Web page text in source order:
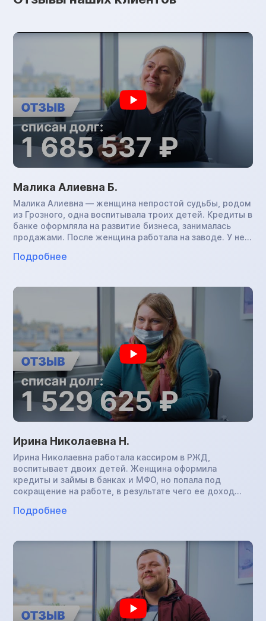
Малика Алиевна Б.
Малика Алиевна — женщина непростой судьбы, родом
из Грозного, одна воспитывала троих детей. Кредиты в
банке оформляла на развитие бизнеса, занималась
продажами. После женщина работала на заводе. У нее
ухудшения сна в условиях работы кондуктором
было возможности. В нашу компанию женщина
обратилась с суммой задолженности в размере 1,7 млн.
руб., инициировала процедуру банкротства и успешно
завершила ее. Теперь Малика Алиевна свободна от
всех финансовых обязательств.
Подробнее
Ирина Николаевна Н.
Ирина Николаевна работала кассиром в РЖД,
воспитывает двоих детей. Женщина оформила
кредиты и займы в банках и МФО, но попала под
сокращение на работе, в результате чего ее доход
выплатами и в итоге сумма задолженности превысила 1
угроз. Женщина сделала рефинансирование по
кредитам, увеличив срок на 10 лет с целью уменьшить
ежемесячный платеж, однако погашать задолженность
все равно было трудно. Знакомая посоветовала
обратиться в компанию по банкротству: Ирина
Николаевна успешно прошла процедуру и списала все
долги.
Подробнее